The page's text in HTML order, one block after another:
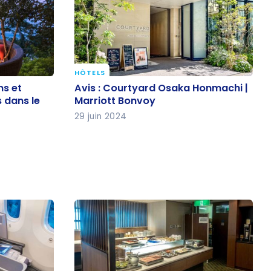
et
dans le
et
dans le
Avis : Courtyard Osaka Honmachi
| Marriott Bonvoy
HÔTELS
Avis : Courtyard Osaka Honmachi |
Marriott Bonvoy
29 juin 2024